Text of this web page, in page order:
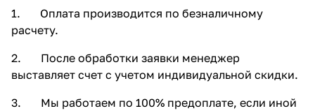
1. Оплата производится по безналичному
расчету.
2. После обработки заявки менеджер
выставляет счет с учетом индивидуальной скидки.
3. Мы работаем по 100% предоплате, если иной